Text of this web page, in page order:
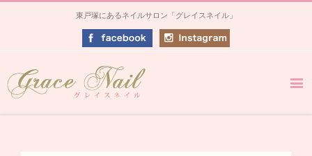
東戸塚にあるネイルサロン「グレイスネイル」